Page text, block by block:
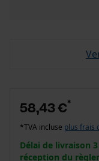
58,43 €*
*TVA incluse plus frais
Délai de livraison
réception du